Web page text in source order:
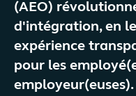
(AEO)
d'intégration, en
expérience
pour les